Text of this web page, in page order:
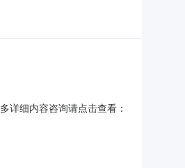
详细内容咨询请点击查看：